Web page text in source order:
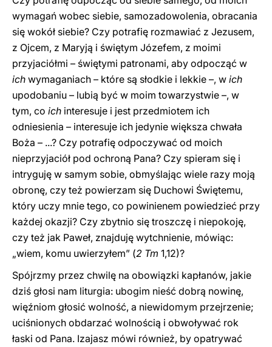
wymagań wobec siebie, samozadowolenia, obracania
się wokół siebie? Czy potrafię rozmawiać z Jezusem,
z Ojcem, z Maryją i świętym Józefem, z moimi
przyjaciółmi – świętymi patronami, aby odpocząć w
ich wymaganiach – które są słodkie i lekkie –, w ich
upodobaniu – lubią być w moim towarzystwie –, w
tym, co ich interesuje i jest przedmiotem ich
odniesienia – interesuje ich jedynie większa chwała
Boża – ...? Czy potrafię odpoczywać od moich
nieprzyjaciół pod ochroną Pana? Czy spieram się i
intryguję w samym sobie, obmyślając wiele razy moją
obronę, czy też powierzam się Duchowi Świętemu,
który uczy mnie tego, co powinienem powiedzieć przy
każdej okazji? Czy zbytnio się troszczę i niepokoję,
czy też jak Paweł, znajduję wytchnienie, mówiąc:
„wiem, komu uwierzyłem” (2 Tm 1,12)?
Spójrzmy przez chwilę na obowiązki kapłanów, jakie
dziś głosi nam liturgia: ubogim nieść dobrą nowinę,
więźniom głosić wolność, a niewidomym przejrzenie;
uciśnionych obdarzać wolnością i obwoływać rok
łaski od Pana. Izajasz mówi również, by opatrywać